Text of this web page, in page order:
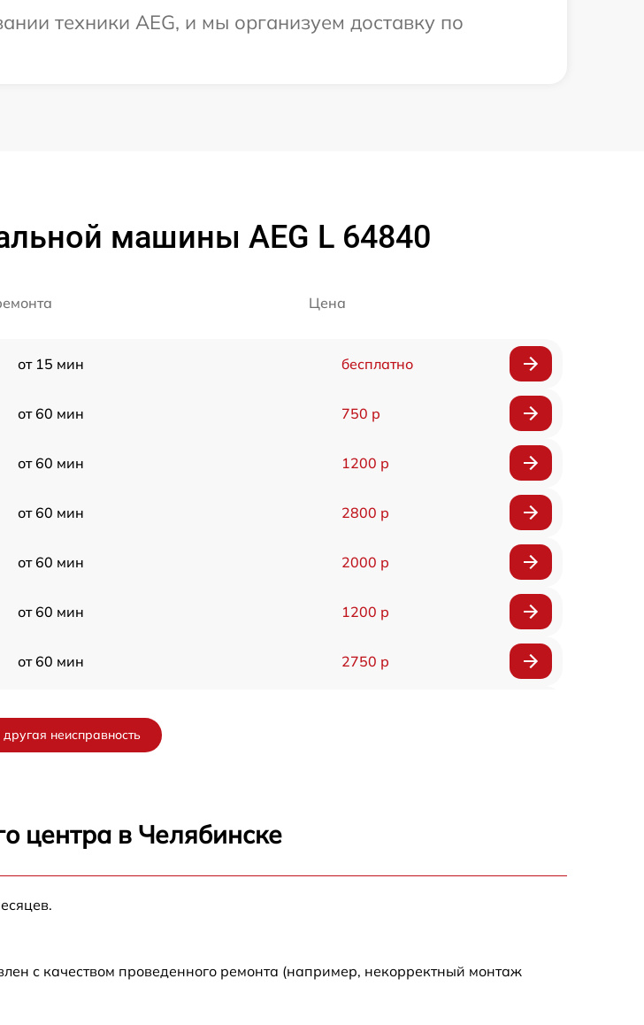
техники AEG, и мы организуем доставку по
машины AEG L 64840
Цена
от 15 мин бесплатно
от 60 мин 750 р
от 60 мин 1200 р
от 60 мин 2800 р
от 60 мин 2000 р
от 60 мин 1200 р
от 60 мин 2750 р
от 60 мин
неисправность
центра в Челябинске
с качеством проведенного ремонта (например, некорректный монтаж